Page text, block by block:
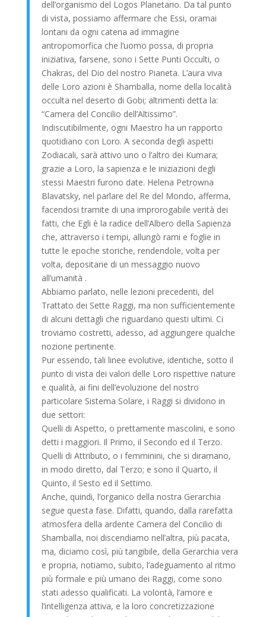
dell’organismo del Logos Planetario. Da tal punto
di vista, possiamo affermare che Essi, oramai
lontani da ogni catena ad immagine
antropomorfica che l’uomo possa, di propria
iniziativa, farsene, sono i Sette Punti Occulti, o
Chakras, del Dio del nostro Pianeta. L’aura viva
delle Loro azioni è Shamballa, nome della località
occulta nel deserto di Gobi; altrimenti detta la:
“Camera del Concilio dell’Altissimo”.
Indiscutibilmente, ogni Maestro ha un rapporto
quotidiano con Loro. A seconda degli aspetti
Zodiacali, sarà attivo uno o l’altro dei Kumara;
grazie a Loro, la sapienza e le iniziazioni degli
stessi Maestri furono date. Helena Petrowna
Blavatsky, nel parlare del Re del Mondo, afferma,
facendosi tramite di una improrogabile verità dei
fatti, che Egli è la radice dell’Albero della Sapienza
che, attraverso i tempi, allungò rami e foglie in
tutte le epoche storiche, rendendole, volta per
volta, depositarie di un messaggio nuovo
all’umanità .
Abbiamo parlato, nelle lezioni precedenti, del
Trattato dei Sette Raggi, ma non sufficientemente
di alcuni dettagli che riguardano questi ultimi. Ci
troviamo costretti, adesso, ad aggiungere qualche
nozione pertinente.
Pur essendo, tali linee evolutive, identiche, sotto il
punto di vista dei valori delle Loro rispettive nature
e qualità, ai fini dell’evoluzione del nostro
particolare Sistema Solare, i Raggi si dividono in
due settori:
Quelli di Aspetto, o prettamente mascolini, e sono
detti i maggiori. Il Primo, il Secondo ed il Terzo.
Quelli di Attributo, o i femminini, che si diramano,
in modo diretto, dal Terzo; e sono il Quarto, il
Quinto, il Sesto ed il Settimo.
Anche, quindi, l’organico della nostra Gerarchia
segue questa fase. Difatti, quando, dalla rarefatta
atmosfera della ardente Camera del Concilio di
Shamballa, noi discendiamo nell’altra, più pacata,
ma, diciamo così, più tangibile, della Gerarchia vera
e propria, notiamo, subito, l’adeguamento al ritmo
più formale e più umano dei Raggi, come sono
stati adesso qualificati. La volontà, l’amore e
l’intelligenza attiva, e la loro concretizzazione